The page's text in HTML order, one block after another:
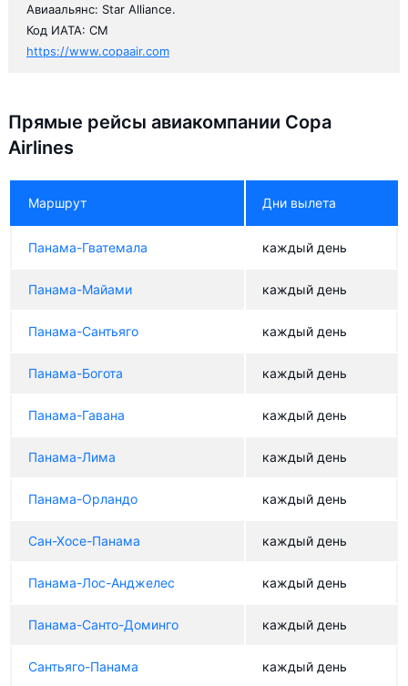
Авиаальянс: Star Alliance.
Код ИАТА: CM
https://www.copaair.com
Прямые рейсы авиакомпании Copa
Airlines
Маршрут Дни вылета
Панама-Гватемала каждый день
Панама-Майами каждый день
Панама-Сантьяго каждый день
Панама-Богота каждый день
Панама-Гавана каждый день
Панама-Лима каждый день
Панама-Орландо каждый день
Сан-Хосе-Панама каждый день
Панама-Лос-Анджелес каждый день
Панама-Санто-Доминго каждый день
Сантьяго-Панама каждый день